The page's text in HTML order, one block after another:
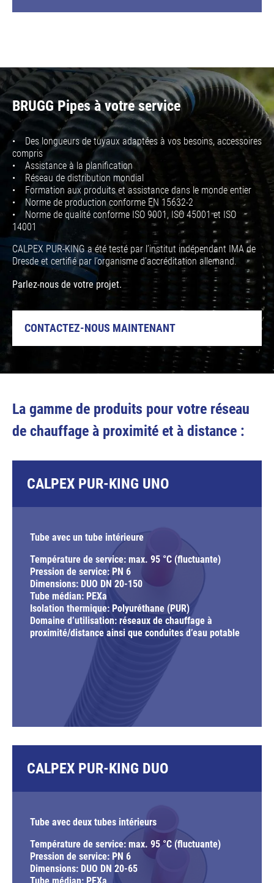
BRUGG Pipes à votre service
• Des longueurs de tuyaux adaptées à vos besoins, accessoires
compris
• Assistance à la planification
• Réseau de distribution mondial
• Formation aux produits et assistance dans le monde entier
• Norme de production conforme EN 15632-2
• Norme de qualité conforme ISO 9001, ISO 45001 et ISO
14001
CALPEX PUR-KING a été testé par l’institut indépendant IMA de
Dresde et certifié par l’organisme d’accréditation allemand.
Parlez-nous de votre projet.
CONTACTEZ-NOUS MAINTENANT
La gamme de produits pour votre réseau
de chauffage à proximité et à distance :
CALPEX PUR-KING UNO
Tube avec un tube intérieure
Température de service: max. 95 °C (fluctuante)
Pression de service: PN 6
Dimensions: DUO DN 20-150
Tube médian: PEXa
Isolation thermique: Polyuréthane (PUR)
Domaine d’utilisation: réseaux de chauffage à
proximité/distance ainsi que conduites d’eau potable
CALPEX PUR-KING DUO
Tube avec deux tubes intérieurs
Température de service: max. 95 °C (fluctuante)
Pression de service: PN 6
Dimensions: DUO DN 20-65